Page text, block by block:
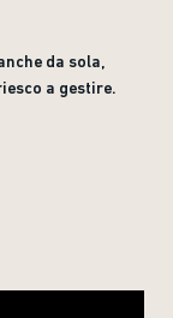
da sola,
a gestire.